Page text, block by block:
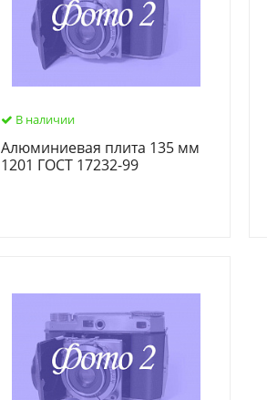
В наличии
Алюминиевая плита 135 мм
1201 ГОСТ 17232-99